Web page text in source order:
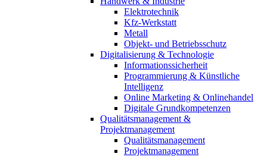
Elektrotechnik
Kfz-Werkstatt
Metall
Objekt- und Betriebsschutz
Digitalisierung & Technologie
Informationssicherheit
Programmierung & Künstliche
Intelligenz
Online Marketing & Onlinehandel
Digitale Grundkompetenzen
Qualitätsmanagement &
Projektmanagement
Qualitätsmanagement
Projektmanagement